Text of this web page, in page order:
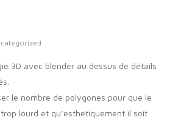
3D avec blender au dessus de détails
le nombre de polygones pour que le
lourd et qu’esthétiquement il soit